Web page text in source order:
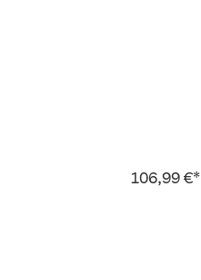
106,99 €*